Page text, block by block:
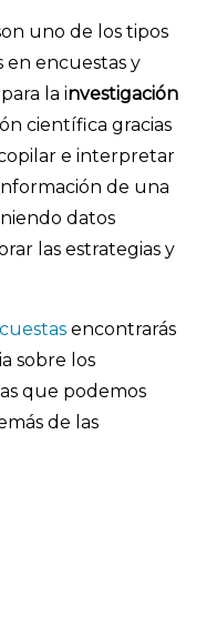
uno de los tipos
en encuestas y
la investigación
científica gracias
e interpretar
de una
datos
las estrategias y
encontrarás
sobre los
que podemos
de las